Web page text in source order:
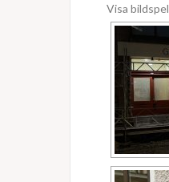
Visa bildspel